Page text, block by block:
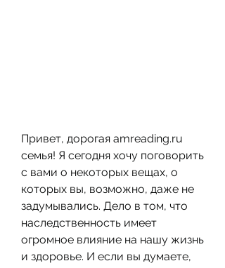
Привет, дорогая amreading.ru
семья! Я сегодня хочу поговорить
с вами о некоторых вещах, о
которых вы, возможно, даже не
задумывались. Дело в том, что
наследственность имеет
огромное влияние на нашу жизнь
и здоровье. И если вы думаете,